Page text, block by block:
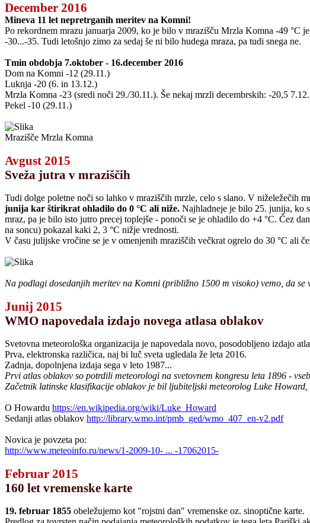
December 2016
Mineva 11 let nepretrganih meritev na Komni!
Po rekordnem mrazu januarja 2009, ko je bilo v mrazišču Mrzla Komna -49 °C
-30...-35. Tudi letošnjo zimo za sedaj še ni bilo hudega mraza, pa tudi snega ne.
Tmin obdobja 7.oktober - 16.december 2016
Dom na Komni -12 (29.11.)
Luknja -20 (6. in 13.12.)
Mrzla Komna -23 (sredi noči 29./30.11.). Še nekaj mrzli decembrskih: -20,5
Pekel -10 (29.11.)
Mrazišče Mrzla Komna
Avgust 2015
Sveža jutra v mraziščih
Tudi dolge poletne noči so lahko v mraziščih mrzle, celo s slano. V niželežečih
junija kar štirikrat ohladilo do 0 °C ali niže. Najhladneje je bilo 25. junija, ko
mraz, pa je bilo isto jutro precej toplejše - ponoči se je ohladilo do +4 °C. Čez
na soncu) pokazal kaki 2, 3 °C nižje vrednosti.
V času julijske vročine se je v omenjenih mraziščih večkrat ogrelo do 30 °C ali
Na podlagi dosedanjih meritev na Komni (približno 1500 m visoko) vemo, da
Junij 2015
WMO napovedala izdajo novega atlasa oblakov
Svetovna meteorološka organizacija je napovedala novo, posodobljeno izdajo
Prva, elektronska različica, naj bi luč sveta ugledala že leta 2016.
Zadnja, dopolnjena izdaja sega v leto 1987...
Prvi atlas oblakov so potrdili meteorologi na svetovnem kongresu leta 1896 -
Začetnik latinske klasifikacije oblakov je bil ljubiteljski meteorolog Luke
O Howardu https://en.wikipedia.org/wiki/Luke_Howard
Sedanji atlas oblakov http://library.wmo.int/pmb_ged/wmo_407_en-v2.pdf
Novica je povzeta po:
http://www.meteoinfo.ru/news/1-2009-10- ... -17062015-
Februar 2015
160 let vremenske karte
19. februar 1855 obeležujemo kot "rojstni dan" vremenske oz. sinoptične karte.